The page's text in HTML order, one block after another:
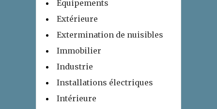
Équipements
Extérieure
Extermination de nuisibles
Immobilier
Industrie
Installations électriques
Intérieure